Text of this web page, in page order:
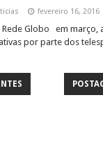
fevereiro 16, 2016
Globo em março,
por parte dos